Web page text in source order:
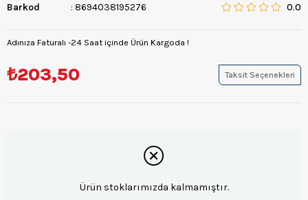
Barkod
: 8694038195276 0.0
Adınıza Faturalı -24 Saat içinde Ürün Kargoda !
₺203,50 Taksit Seçenekleri
Ürün stoklarımızda kalmamıştır.